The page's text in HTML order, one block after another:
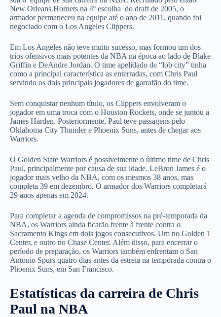
New Orleans Hornets na 4º escolha do draft de 2005, o
armador permaneceu na equipe até o ano de 2011, quando foi
negociado com o Los Angeles Clippers.
Em Los Angeles não teve muito sucesso, mas formou um dos
trios ofensivos mais potentes da NBA na época ao lado de Blake
Griffin e DeAndre Jordan. O time apelidado de “lob city” tinha
como a principal característica as enterradas, com Chris Paul
servindo os dois principais jogadores de garrafão do time.
Sem conquistar nenhum título, os Clippers envolveram o
jogador em uma troca com o Houston Rockets, onde se juntou a
James Harden. Posteriormente, Paul teve passagens pelo
Oklahoma City Thunder e Phoenix Suns, antes de chegar aos
Warriors.
O Golden State Warriors é possivelmente o último time de Chris
Paul, principalmente por causa de sua idade. LeBron James é o
jogador mais velho da NBA, com os mesmos 38 anos, mas
completa 39 em dezembro. O armador dos Warriors completará
29 anos apenas em 2024.
Para completar a agenda de compromissos na pré-temporada da
NBA, os Warriors ainda ficarão frente à frente contra o
Sacramento Kings em dois jogos consecutivos. Um no Golden 1
Center, e outro no Chase Center. Além disso, para encerrar o
período de preparação, os Warriors também enfrentam o San
Antonio Spurs quatro dias antes da estreia na temporada contra o
Phoenix Suns, em San Francisco.
Estatísticas da carreira de Chris
Paul na NBA